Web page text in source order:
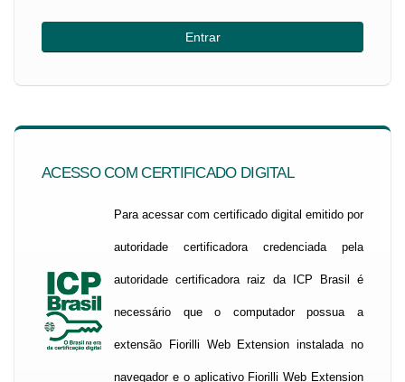
ACESSO COM CERTIFICADO DIGITAL
Para acessar com certificado digital emitido por
autoridade certificadora credenciada pela
autoridade certificadora raiz da ICP Brasil é
necessário que o computador possua a
extensão Fiorilli Web Extension instalada no
navegador e o aplicativo Fiorilli Web Extension